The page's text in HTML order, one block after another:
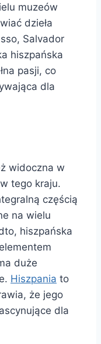
muzeów
dzieła
Salvador
hiszpańska
pasji, co
dla
widoczna w
tego kraju.
częścią
na wielu
hiszpańska
duże
Hiszpania to
że ​​jego
dla